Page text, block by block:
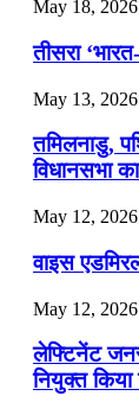
📝 डेली
May 18, 2026
तीसरा
May 13, 2026
तमिलनाडु,
विधानसभा
May 12, 2026
वाइस
May 12, 2026
लेफ्टिनेंट
नियुक्त किया